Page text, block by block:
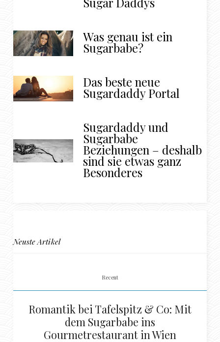
Was genau ist ein
Sugarbabe?
Das beste neue
Sugardaddy Portal
Sugardaddy und
Sugarbabe
Beziehungen – deshalb
sind sie etwas ganz
Besonderes
Neuste Artikel
Recent
Romantik bei Tafelspitz & Co: Mit
dem Sugarbabe ins
Gourmetrestaurant in Wien